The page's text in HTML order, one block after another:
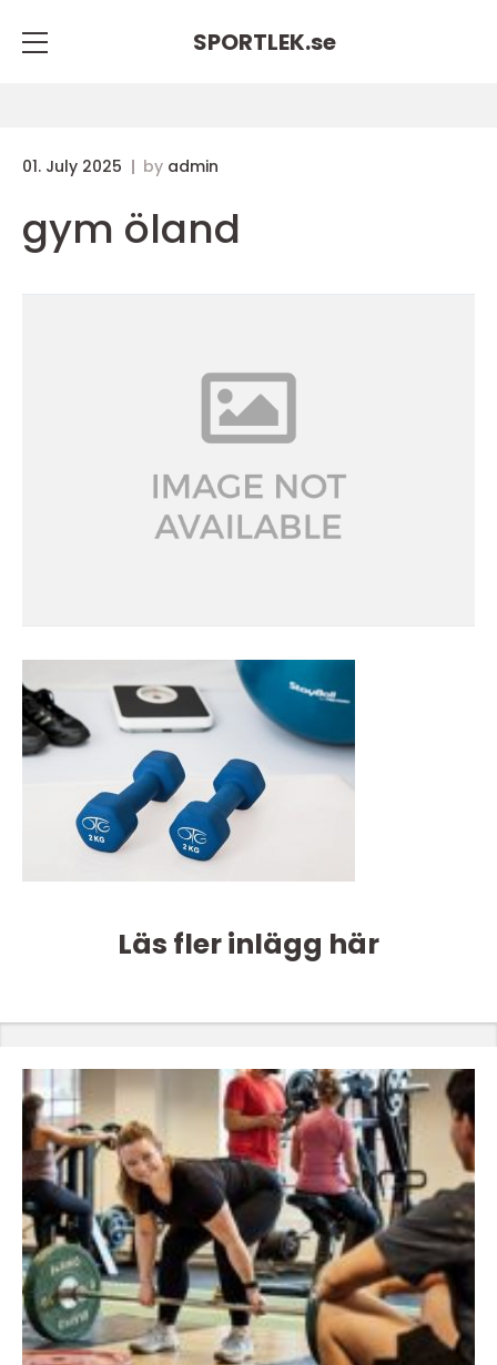
SPORTLEK.se
01. July 2025 by admin
gym öland
Läs fler inlägg här